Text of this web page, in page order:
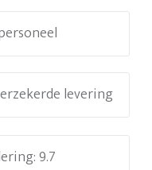
levering
9.7